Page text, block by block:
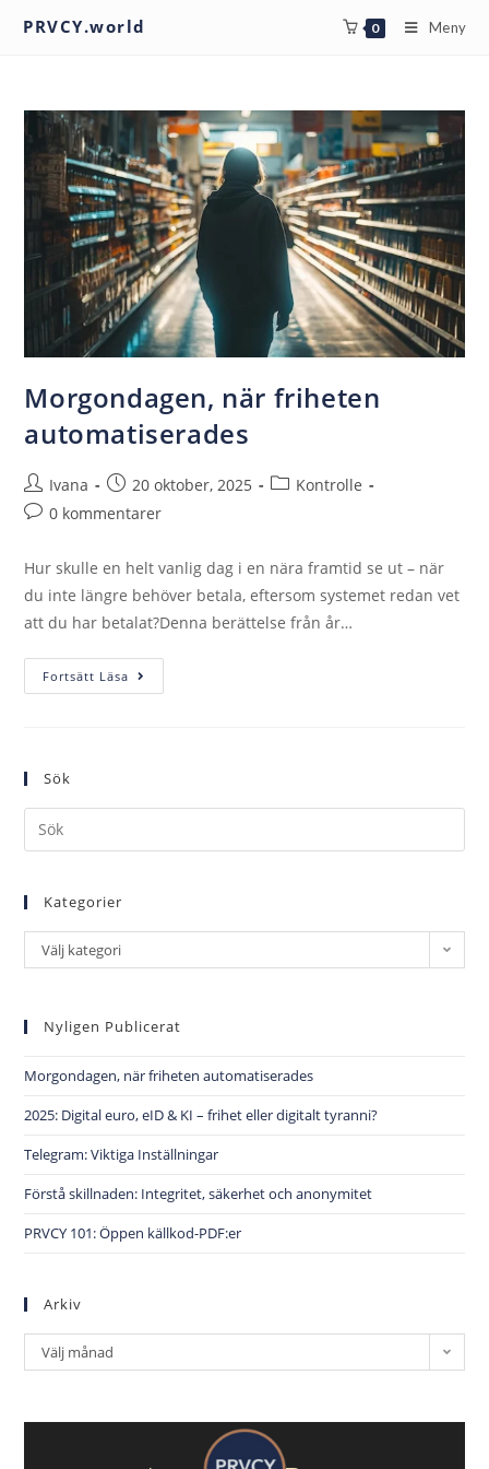
PRVCY.world 0 Meny
Morgondagen, när friheten
automatiserades
Ivana 20 oktober, 2025
Kontrolle
0 kommentarer
Hur skulle en helt vanlig dag i en nära framtid se ut – när
du inte längre behöver betala, eftersom systemet redan vet
att du har betalat?Denna berättelse från år…
Fortsätt Läsa
Sök
Kategorier
Välj kategori
Nyligen Publicerat
Morgondagen, när friheten automatiserades
2025: Digital euro, eID & KI – frihet eller digitalt tyranni?
Telegram: Viktiga Inställningar
Förstå skillnaden: Integritet, säkerhet och anonymitet
PRVCY 101: Öppen källkod-PDF:er
Arkiv
Välj månad